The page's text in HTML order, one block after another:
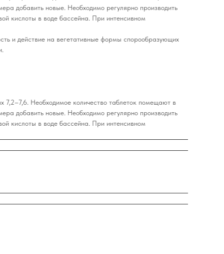
добавить новые. Необходимо регулярно производить
кислоты в воде бассейна. При интенсивном
и действие на вегетативные формы спорообразующих
Необходимое количество таблеток помещают в
добавить новые. Необходимо регулярно производить
кислоты в воде бассейна. При интенсивном